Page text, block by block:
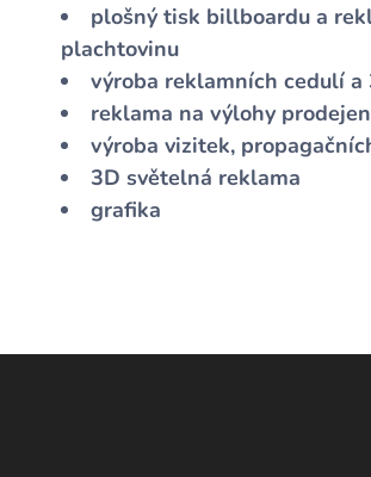
plošný tisk billboardu a
plachtovinu
výroba reklamních cedulí
reklama na výlohy
výroba vizitek,
3D světelná reklama
grafika